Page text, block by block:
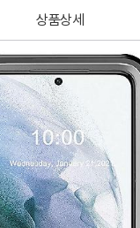
상품상세